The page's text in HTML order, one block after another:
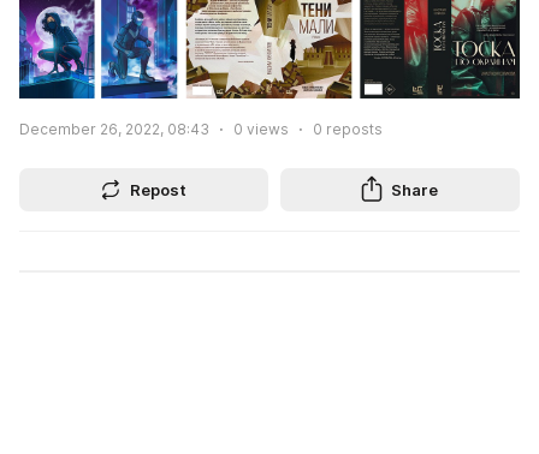
December 26, 2022, 08:43 0 views 0 reposts
Repost Share